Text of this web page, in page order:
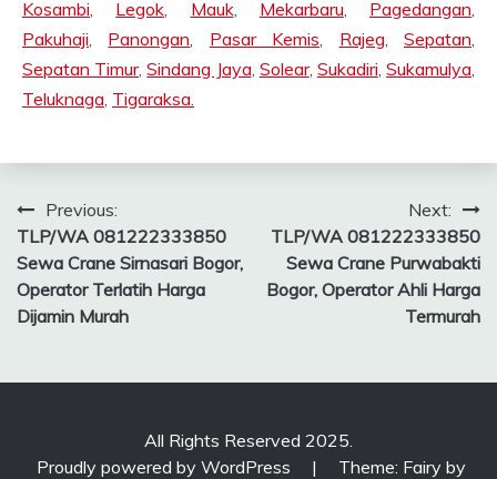
Kosambi
Legok Mauk, Mekarbaru Pagedangan
Pakuhaji
Panongan Pasar Kemis Rajeg ,Sepatan
Sepatan Timur,Sindang Jaya Solear, Sukadiri ,Sukamulya
Teluknaga Tigaraksa.
Post
navigation
Previous:
TLP/WA 081222333850
Sewa Crane Sirnasari Bogor,
Operator Terlatih Harga
Dijamin Murah
Next:
TLP/WA 081222333850
Sewa Crane Purwabakti
Bogor, Operator Ahli Harga
Termurah
All Rights Reserved 2025.
Proudly powered by WordPress
| Theme: Fairy by